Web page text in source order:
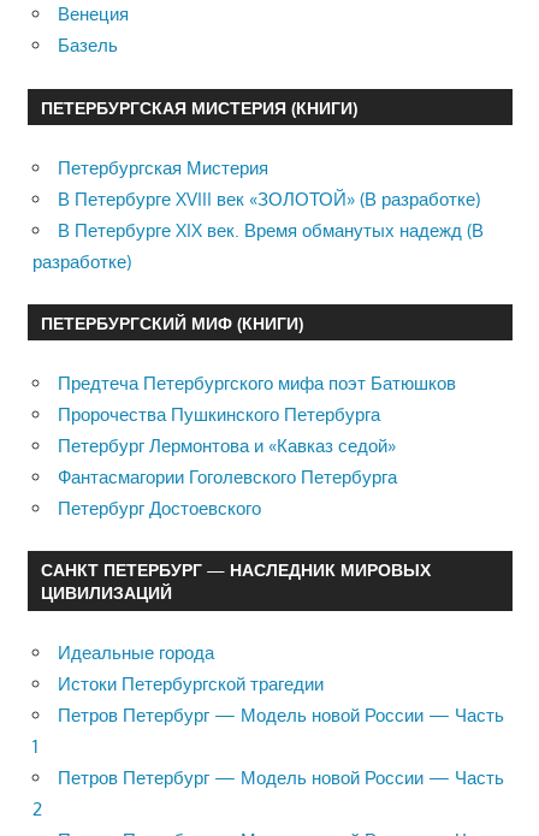
Венеция
Базель
ПЕТЕРБУРГСКАЯ МИСТЕРИЯ (КНИГИ)
Петербургская Мистерия
В Петербурге XVIII век «ЗОЛОТОЙ» (В разработке)
В Петербурге XIX век. Время обманутых надежд (В
разработке)
ПЕТЕРБУРГСКИЙ МИФ (КНИГИ)
Предтеча Петербургского мифа поэт Батюшков
Пророчества Пушкинского Петербурга
Петербург Лермонтова и «Кавказ седой»
Фантасмагории Гоголевского Петербурга
Петербург Достоевского
САНКТ ПЕТЕРБУРГ — НАСЛЕДНИК МИРОВЫХ
ЦИВИЛИЗАЦИЙ
Идеальные города
Истоки Петербургской трагедии
Петров Петербург — Модель новой России — Часть
1
Петров Петербург — Модель новой России — Часть
2